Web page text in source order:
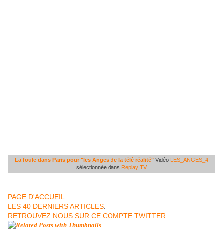
La foule dans Paris pour "les Anges de la télé réalité" Vidéo LES_ANGES_4
sélectionnée dans Replay TV
PAGE D'ACCUEIL
LES 40 DERNIERS ARTICLES
RETROUVEZ NOUS SUR CE COMPTE TWITTER